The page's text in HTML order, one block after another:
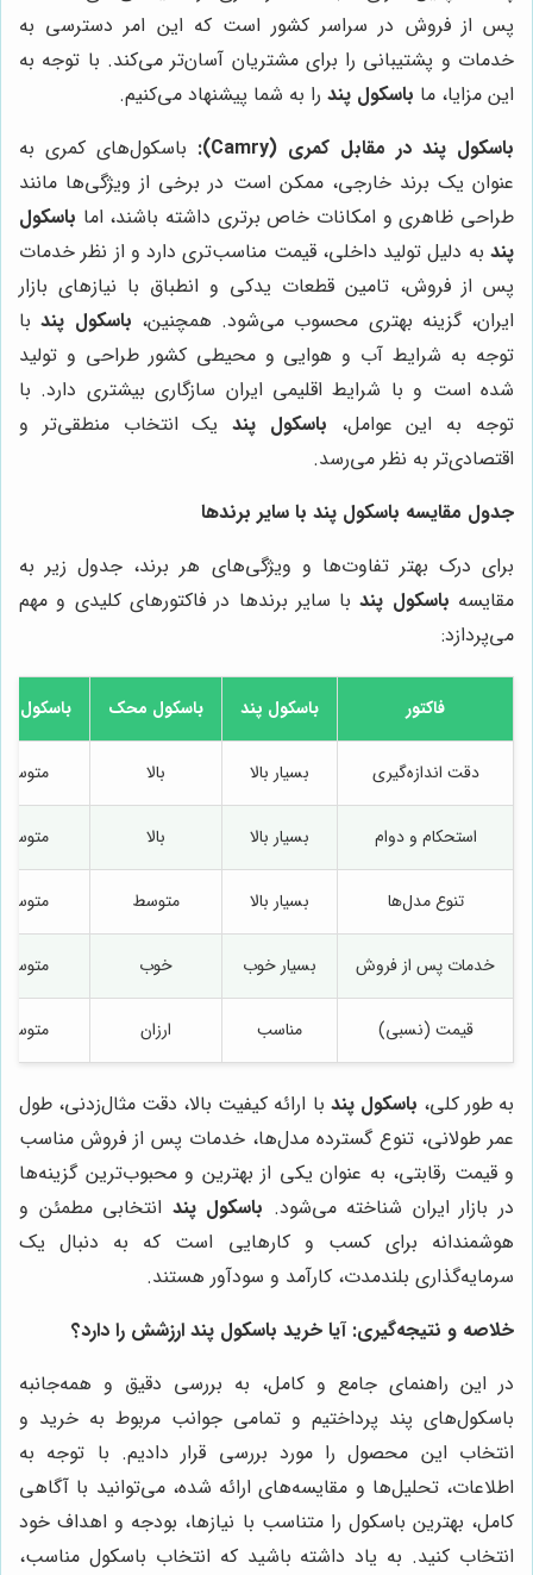
پس از فروش در سراسر کشور است که این امر دسترسی به
خدمات و پشتیبانی را برای مشتریان آسان‌تر می‌کند. با توجه به
این مزایا، ما باسکول پند را به شما پیشنهاد می‌کنیم.
باسکول پند در مقابل کمری (Camry):
باسکول‌های کمری به
عنوان یک برند خارجی، ممکن است در برخی از ویژگی‌ها مانند
طراحی ظاهری و امکانات خاص برتری داشته باشند، اما باسکول
پند به دلیل تولید داخلی، قیمت مناسب‌تری دارد و از نظر خدمات
پس از فروش، تامین قطعات یدکی و انطباق با نیازهای بازار
ایران، گزینه بهتری محسوب می‌شود. همچنین، باسکول پندبا
توجه به شرایط آب و هوایی و محیطی کشور طراحی و تولید
شده است و با شرایط اقلیمی ایران سازگاری بیشتری دارد. با
توجه به این عوامل، باسکول پندیک انتخاب منطقی‌تر و
اقتصادی‌تر به نظر می‌رسد.
جدول مقایسه باسکول پند با سایر برندها
برای درک بهتر تفاوت‌ها و ویژگی‌های هر برند، جدول زیر به
مقایسه باسکول پندبا سایر برندها در فاکتورهای کلیدی و مهم
می‌پردازد:
فاکتور باسکول پند باسکول محک باسکول
دقت اندازه‌گیری بسیار بالا بالا متوسط
استحکام و دوام بسیار بالا بالا متوسط
تنوع مدل‌ها بسیار بالا متوسط متوسط
خدمات پس از فروش بسیار خوب خوب متوسط
قیمت (نسبی) مناسب ارزان متوسط
به طور کلی، باسکول پند با ارائه کیفیت بالا، دقت مثال‌زدنی، طول
عمر طولانی، تنوع گسترده مدل‌ها، خدمات پس از فروش مناسب
و قیمت رقابتی، به عنوان یکی از بهترین و محبوب‌ترین گزینه‌ها
در بازار ایران شناخته می‌شود. باسکول پند انتخابی مطمئن و
هوشمندانه برای کسب و کارهایی است که به دنبال یک
سرمایه‌گذاری بلندمدت، کارآمد و سودآور هستند.
خلاصه و نتیجه‌گیری: آیا خرید باسکول پند ارزشش را دارد؟
در این راهنمای جامع و کامل، به بررسی دقیق و همه‌جانبه
باسکول‌های پند پرداختیم و تمامی جوانب مربوط به خرید و
انتخاب این محصول را مورد بررسی قرار دادیم. با توجه به
اطلاعات، تحلیل‌ها و مقایسه‌های ارائه شده، می‌توانید با آگاهی
کامل، بهترین باسکول را متناسب با نیازها، بودجه و اهداف خود
انتخاب کنید. به یاد داشته باشید که انتخاب باسکول مناسب،